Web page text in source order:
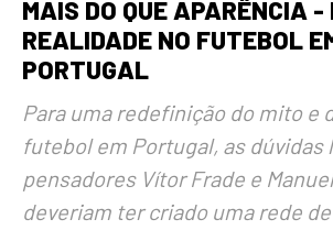
MAIS DO QUE APARÊNCIA -
REALIDADE NO FUTEBOL
PORTUGAL
Para uma redefinição do mito e
futebol em Portugal, as dúvidas
pensadores Vítor Frade e
deveriam ter criado uma rede de